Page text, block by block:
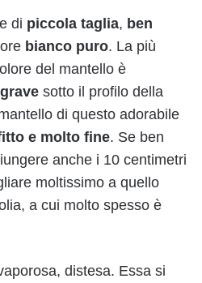
di piccola taglia, ben
bianco puro. La più
del mantello è
sotto il profilo della
di questo adorabile
e molto fine. Se ben
anche i 10 centimetri
moltissimo a quello
a cui molto spesso è
distesa. Essa si